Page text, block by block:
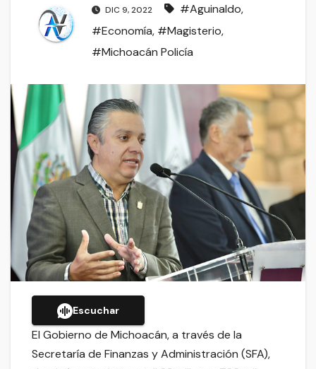
DIC 9, 2022 #Aguinaldo,
#Economía, #Magisterio,
#Michoacán Policía
Escuchar
El Gobierno de Michoacán, a través de la
Secretaría de Finanzas y Administración (SFA),